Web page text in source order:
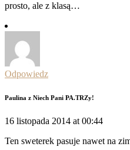
prosto, ale z klasą…
Odpowiedz
Paulina z Niech Pani PA.TRZy!
16 listopada 2014 at 00:44
Ten sweterek pasuje nawet na